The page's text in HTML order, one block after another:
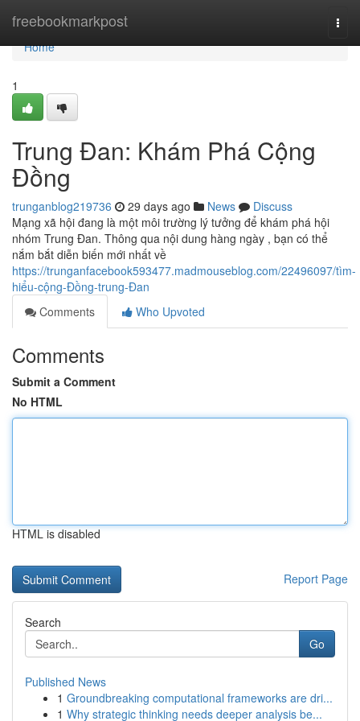
freebookmarkpost
Home
Home
1
Trung Đan: Khám Phá Cộng
Đồng
trunganblog219736 29 days ago News
Discuss
Mạng xã hội đang là một môi trường lý tưởng để khám phá hội
nhóm Trung Đan. Thông qua nội dung hàng ngày , bạn có thể
nắm bắt diễn biến mới nhất về
https://trunganfacebook593477.madmouseblog.com/22496097/tìm-
hiểu-cộng-Đồng-trung-Đan
Comments
Who Upvoted
Comments
Submit a Comment
No HTML
HTML is disabled
Report Page
Search
Go
Published News
1 Groundbreaking computational frameworks are dri...
1 Why strategic thinking needs deeper analysis be...